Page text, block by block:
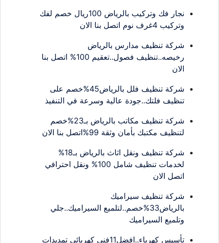
نجار فك وتركيب بالرياض 100ريال خصم لفك
وتركيب 4غرف نوم اتصل بنا الان
شركة تنظيف مدارس بالرياض
رخيصه..تنظيف فصول..تعقيم 100% اتصل بنا
الان
شركة تنظيف فلل بالرياض45%خصم على
تنظيف فلتك..جودة عالية وسرعة في التنفيذ
شركة تنظيف مكاتب بالرياض بـ23%خصم
لتنظيف مكتبك بأمان وثقة 99%اتصل بنا الان
شركة تنظيف ونقل اثاث بالرياض بـ18%
لخدمات تنظيف شامل 100% ونقل احترافي
اتصل الان
شركة تنظيف سيراميك
بالرياض33%خصم..لتلميع السيراميك..جلي
وتلميع السيراميك
تأسيس كهرباء..افضل11فني كهربائي تمديدات